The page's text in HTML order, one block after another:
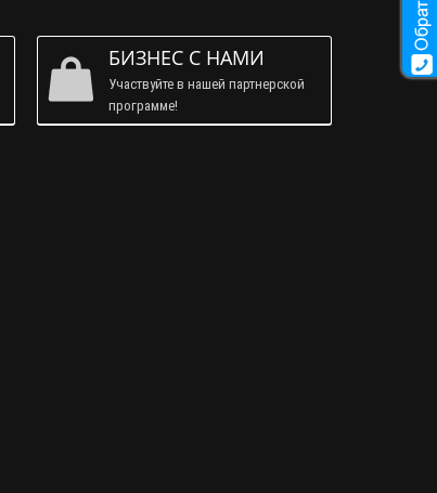
БИЗНЕС С НАМИ
Участвуйте в нашей партнерской
программе!